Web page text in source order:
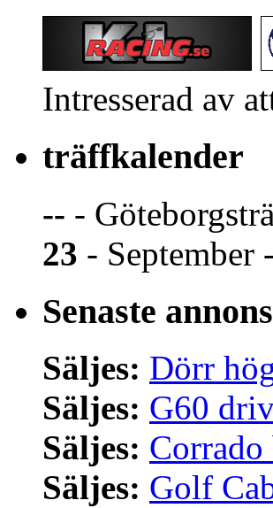
Intresserad av
träffkalender
-- -
23 - September
Senaste
Säljes: Dörr
Säljes: G60
Säljes:
Säljes: Golf